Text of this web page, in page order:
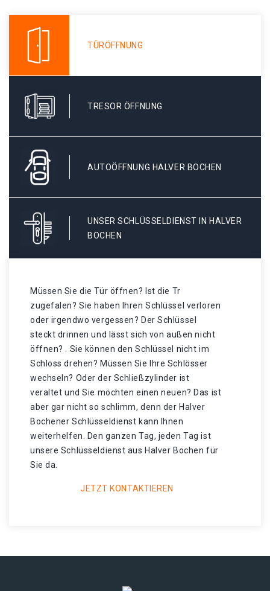
TÜRÖFFNUNG
TRESOR ÖFFNUNG
AUTOÖFFNUNG HALVER BOCHEN
UNSER SCHLÜSSELDIENST IN HALVER
BOCHEN
Müssen Sie die Tür öffnen? Ist die Tr
zugefalen? Sie haben Ihren Schlüssel verloren
oder irgendwo vergessen? Der Schlüssel
steckt drinnen und lässt sich von außen nicht
öffnen? . Sie können den Schlüssel nicht im
Schloss drehen? Müssen Sie Ihre Schlösser
wechseln? Oder der Schließzylinder ist
veraltet und Sie möchten einen neuen? Das ist
aber gar nicht so schlimm, denn der Halver
Bochener Schlüsseldienst kann Ihnen
weiterhelfen. Den ganzen Tag, jeden Tag ist
unsere Schlüsseldienst aus Halver Bochen für
Sie da.
JETZT KONTAKTIEREN